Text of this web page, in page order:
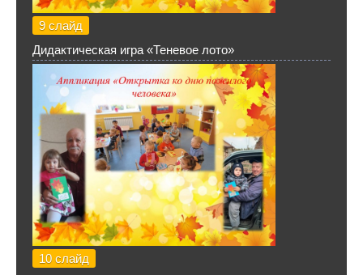
9 слайд
Дидактическая игра «Теневое лото»
10 слайд